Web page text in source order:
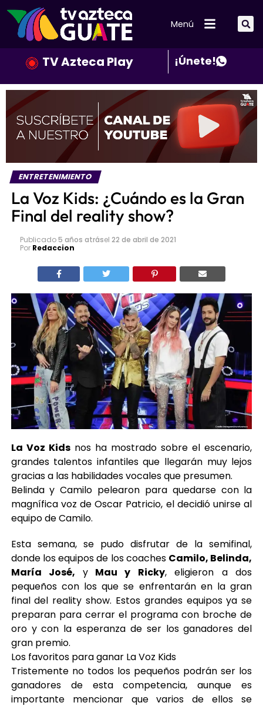
Menú
TV Azteca Play ¡Únete!
ENTRETENIMIENTO
La Voz Kids: ¿Cuándo es la Gran
Final del reality show?
Publicado5 años atrásel 22 de abril de 2021
Por Redaccion
La Voz Kidsnos ha mostrado sobre el escenario,
grandes talentos infantiles que llegarán muy lejos
gracias a las habilidades vocales que presumen.
Belinda y Camilo pelearon para quedarse con la
magnífica voz de Oscar Patricio, el decidió unirse al
equipo de Camilo.
Esta semana, se pudo disfrutar de la semifinal,
donde los equipos de los coaches Camilo, Belinda,
María José, yMau y Ricky, eligieron a dos
pequeños con los que se enfrentarán en la gran
final del reality show. Estos grandes equipos ya se
preparan para cerrar el programa con broche de
oro y con la esperanza de ser los ganadores del
gran premio.
Los favoritos para ganar La Voz Kids
Tristemente no todos los pequeños podrán ser los
ganadores de esta competencia, aunque es
importante mencionar que varios de ellos se